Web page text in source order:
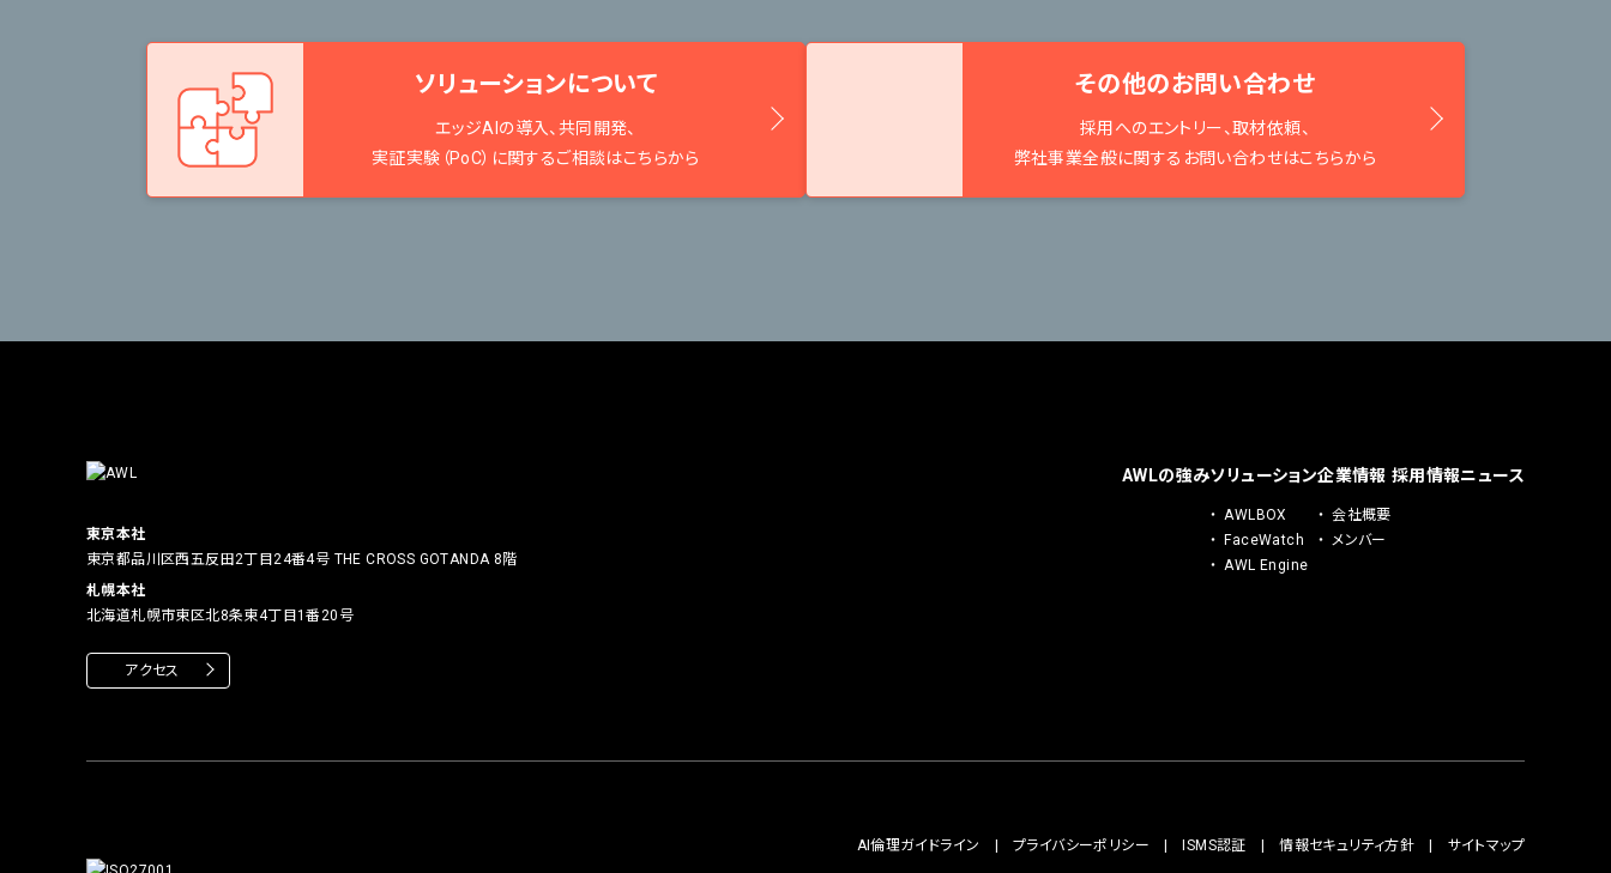
ソリューションについて
エッジAIの導入、共同開発、
実証実験（PoC）に関するご相談はこちらから
その他のお問い合わせ
採用へのエントリー、取材依頼、
弊社事業全般に関するお問い合わせはこちらから
東京本社
東京都品川区西五反田2丁目24番4号 THE CROSS GOTANDA 8階
札幌本社
北海道札幌市東区北8条東4丁目1番20号
アクセス
AWLの強みソリューション
AWLBOX
FaceWatch
AWL Engine
企業情報
会社概要
メンバー
採用情報ニュース
AI倫理ガイドライン プライバシーポリシー ISMS認証 情報セキュリティ方針 サイトマップ